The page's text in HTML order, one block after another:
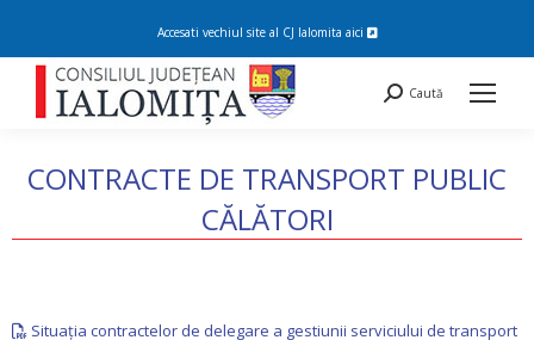
Accesati vechiul site al CJ Ialomita aici
Search:
Caută
CONTRACTE DE TRANSPORT PUBLIC
CĂLĂTORI
Situaţia contractelor de delegare a gestiunii serviciului de transport